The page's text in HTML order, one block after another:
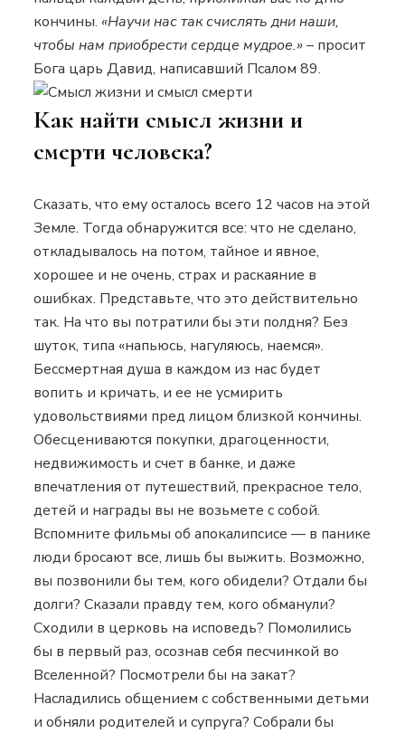
кончины. «Научи нас так счислять дни наши,
чтобы нам приобрести сердце мудрое.»– просит
Бога царь Давид, написавший Псалом 89.
Как найти смысл жизни и
смерти человека?
Сказать, что ему осталось всего 12 часов на этой
Земле. Тогда обнаружится все: что не сделано,
откладывалось на потом, тайное и явное,
хорошее и не очень, страх и раскаяние в
ошибках. Представьте, что это действительно
так. На что вы потратили бы эти полдня? Без
шуток, типа «напьюсь, нагуляюсь, наемся».
Бессмертная душа в каждом из нас будет
вопить и кричать, и ее не усмирить
удовольствиями пред лицом близкой кончины.
Обесцениваются покупки, драгоценности,
недвижимость и счет в банке, и даже
впечатления от путешествий, прекрасное тело,
детей и награды вы не возьмете с собой.
Вспомните фильмы об апокалипсисе — в панике
люди бросают все, лишь бы выжить. Возможно,
вы позвонили бы тем, кого обидели? Отдали бы
долги? Сказали правду тем, кого обманули?
Сходили в церковь на исповедь? Помолились
бы в первый раз, осознав себя песчинкой во
Вселенной? Посмотрели бы на закат?
Насладились общением с собственными детьми
и обняли родителей и супруга? Собрали бы